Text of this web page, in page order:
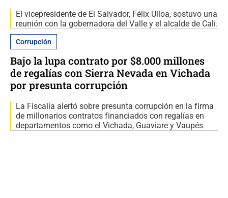
El vicepresidente de El Salvador, Félix Ulloa, sostuvo una
reunión con la gobernadora del Valle y el alcalde de Cali.
Corrupción
Bajo la lupa contrato por $8.000 millones
de regalías con Sierra Nevada en Vichada
por presunta corrupción
La Fiscalía alertó sobre presunta corrupción en la firma
de millonarios contratos financiados con regalías en
departamentos como el Vichada, Guaviare y Vaupés